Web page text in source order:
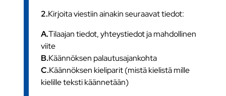
2.Kirjoita viestiin ainakin seuraavat tiedot:
A.Tilaajan tiedot, yhteystiedot ja mahdollinen
viite
B.Käännöksen palautusajankohta
C.Käännöksen kieliparit (mistä kielistä mille
kielille teksti käännetään)